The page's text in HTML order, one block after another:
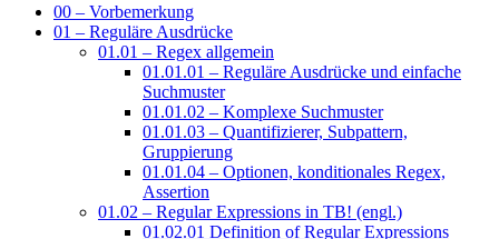
00 – Vorbemerkung
01 – Reguläre Ausdrücke
01.01 – Regex allgemein
01.01.01 – Reguläre Ausdrücke und einfache
Suchmuster
01.01.02 – Komplexe Suchmuster
01.01.03 – Quantifizierer, Subpattern,
Gruppierung
01.01.04 – Optionen, konditionales Regex,
Assertion
01.02 – Regular Expressions in TB! (engl.)
01.02.01 Definition of Regular Expressions